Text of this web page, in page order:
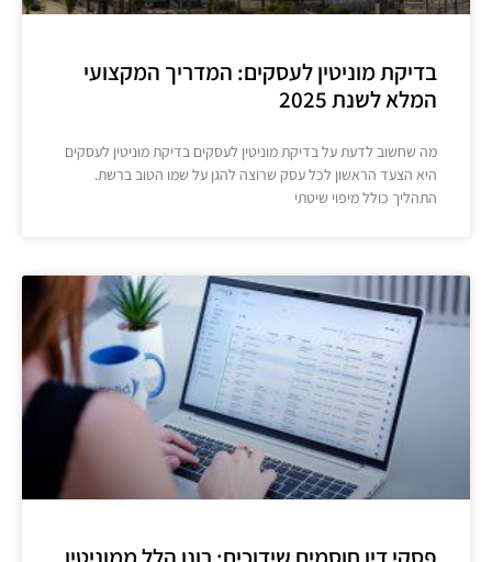
בדיקת מוניטין לעסקים: המדריך המקצועי
המלא לשנת 2025
מה שחשוב לדעת על בדיקת מוניטין לעסקים בדיקת מוניטין לעסקים
היא הצעד הראשון לכל עסק שרוצה להגן על שמו הטוב ברשת.
התהליך כולל מיפוי שיטתי